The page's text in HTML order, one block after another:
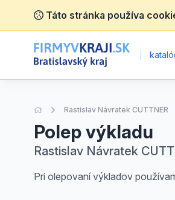
Táto stránka používa
Úvodná stránka
Rastislav Návratek CUTTNER
Polep výkladu
Rastislav Návratek
Pri olepovaní výkladov